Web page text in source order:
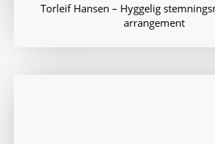
Torleif Hansen – Hyggelig
arrangement